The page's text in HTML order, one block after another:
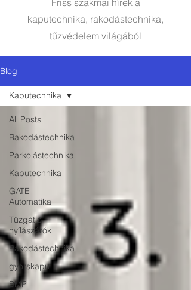
Friss szakmai hírek a
kaputechnika, rakodástechnika,
tűzvédelem világából
Blog
All Posts
Rakodástechnika
Parkolástechnika
Kaputechnika
GATE
Automatika
Tűzgátló
nyílászárók
Rakodástechnika
gyorskapu
BMP
Kaputechnika